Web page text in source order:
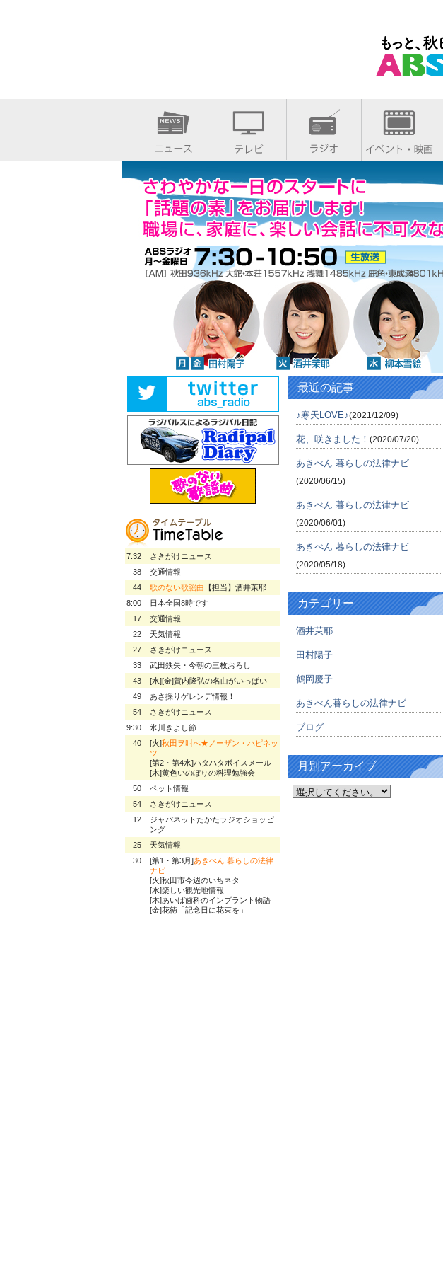
7:32
さきがけニュース
38
交通情報
44
歌のない歌謡曲 【担当】酒井茉耶
8:00
日本全国8時です
17
交通情報
22
天気情報
27
さきがけニュース
33
武田鉄矢・今朝の三枚おろし
43
[水][金]賀内隆弘の名曲がいっぱい
49
あさ採りゲレンデ情報！
54
さきがけニュース
9:30
氷川きよし節
40
[火]秋田ヲ叫べ★ノーザン・ハピネッ
ツ
[第2・第4水]ハタハタボイスメール
[木]黄色いのぼりの料理勉強会
50
ペット情報
54
さきがけニュース
12
ジャパネットたかたラジオショッピ
ング
25
天気情報
30
[第1・第3月]あきべん 暮らしの法律
ナビ
[火]秋田市今週のいちネタ
[水]楽しい観光地情報
[木]あいば歯科のインプラント物語
[金]花徳「記念日に花束を」
最近の記事
♪寒天LOVE♪(2021/12/09)
花、咲きました！ (2020/07/20)
あきべん 暮らしの法律ナビ
(2020/06/15)
あきべん 暮らしの法律ナビ
(2020/06/01)
あきべん 暮らしの法律ナビ
(2020/05/18)
カテゴリー
酒井茉耶
田村陽子
鶴岡慶子
あきべん暮らしの法律ナビ
ブログ
月別アーカイブ